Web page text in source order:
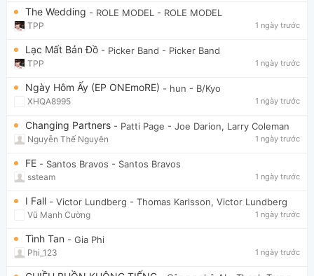
The Wedding - ROLE MODEL - ROLE MODEL
TPP 1 ngày trước
Lạc Mất Bản Đồ - Picker Band - Picker Band
TPP 1 ngày trước
Ngày Hôm Ấy (EP ONEmoRE) - hun - B/Kyo
XHQA8995 1 ngày trước
Changing Partners - Patti Page - Joe Darion, Larry Coleman
Nguyễn Thế Nguyên 1 ngày trước
FE - Santos Bravos - Santos Bravos
ssteam 1 ngày trước
I Fall - Victor Lundberg - Thomas Karlsson, Victor Lundberg
Vũ Mạnh Cường 1 ngày trước
Tình Tan - Gia Phi
Phi_123 1 ngày trước